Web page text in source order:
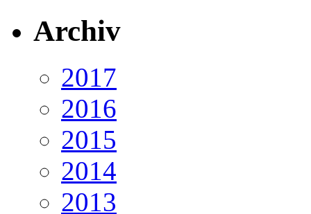
Archiv
2017
2016
2015
2014
2013